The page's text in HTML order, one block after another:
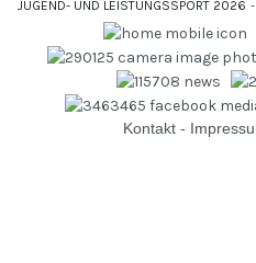
JUGEND- UND LEISTUNGSSPORT 2026
Kontakt -